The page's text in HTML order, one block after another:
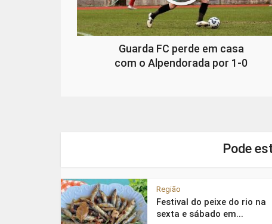
Guarda FC perde em casa
com o Alpendorada por 1-0
Pode
Região
Festival do peixe do rio na
sexta e sábado em...